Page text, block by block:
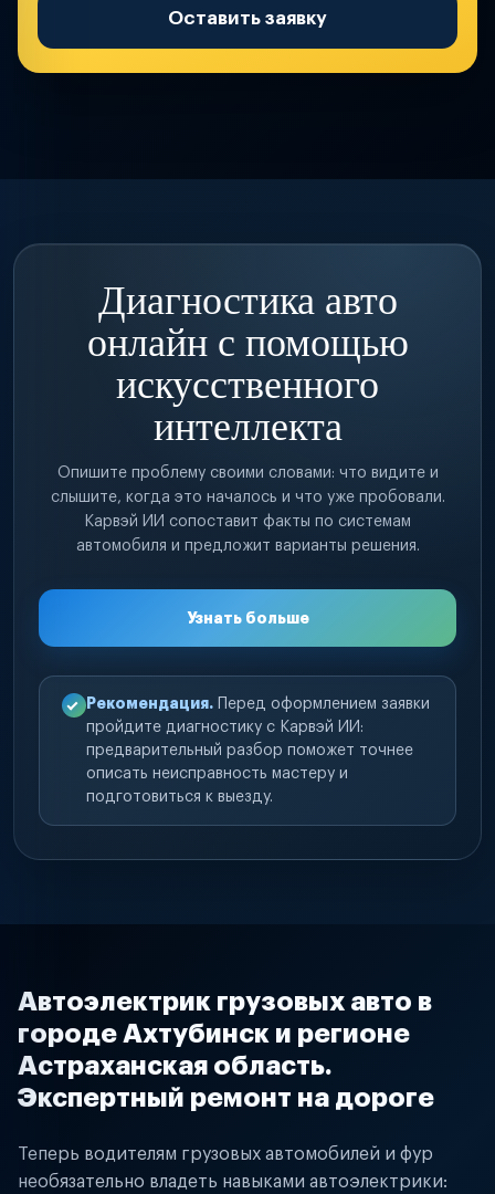
Оставить заявку
Диагностика авто
онлайн с помощью
искусственного
интеллекта
Опишите проблему своими словами: что видите и
слышите, когда это началось и что уже пробовали.
Карвэй ИИ сопоставит факты по системам
автомобиля и предложит варианты решения.
Узнать больше
Рекомендация. Перед оформлением заявки
пройдите диагностику с Карвэй ИИ:
предварительный разбор поможет точнее
описать неисправность мастеру и
подготовиться к выезду.
Автоэлектрик грузовых авто в
городе Ахтубинск и регионе
Астраханская область.
Экспертный ремонт на дороге
Теперь водителям грузовых автомобилей и фур
необязательно владеть навыками автоэлектрики: